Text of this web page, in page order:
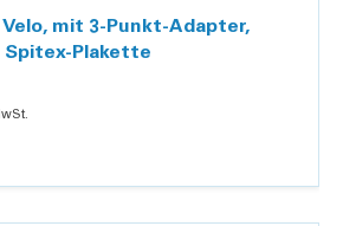
mit 3-Punkt-Adapter,
Plakette